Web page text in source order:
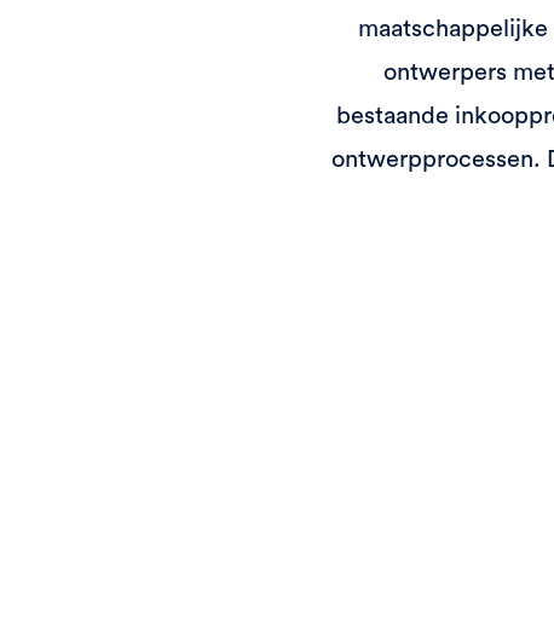
ontwerpers
bestaande
ontwerpprocessen.